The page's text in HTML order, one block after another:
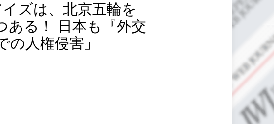
ズは、北京五輪を
ある！ 日本も『外交
人権侵害」